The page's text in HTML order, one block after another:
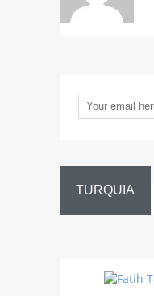
TURQUIA
Turquía